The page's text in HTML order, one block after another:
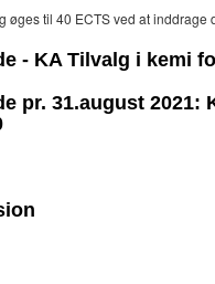
øges til 40 ECTS ved at
- KA Tilvalg i kemi
pr. 31.august 2021: